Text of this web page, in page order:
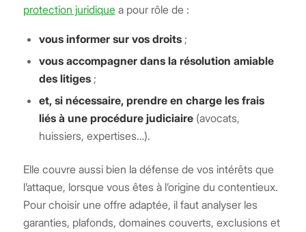
protection juridiquea pour rôle de :
vous informer sur vos droits;
vous accompagner dans la résolution amiable
des litiges;
et, si nécessaire, prendre en charge les frais
liés à une procédure judiciaire(avocats,
huissiers, expertises…).
Elle couvre aussi bien la défense de vos intérêts que
l’attaque, lorsque vous êtes à l’origine du contentieux.
Pour choisir une offre adaptée, il faut analyser les
garanties, plafonds, domaines couverts, exclusions et